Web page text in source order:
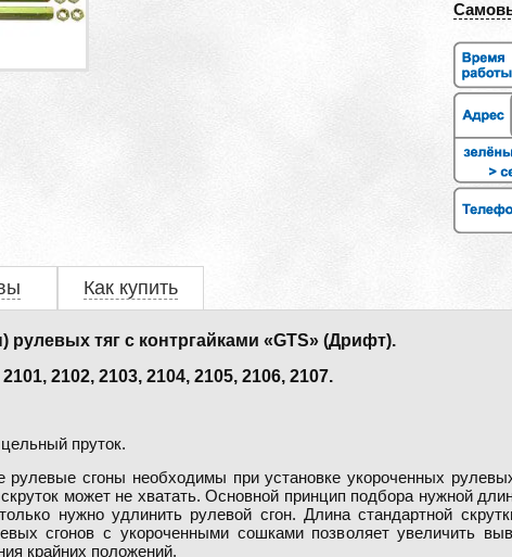
Как купить
рулевых тяг с контргайками «GTS» (Дрифт).
2102, 2103, 2104, 2105, 2106, 2107.
пруток.
рулевые сгоны необходимы при установке укороченных
может не хватать. Основной принцип подбора нужной
нужно удлинить рулевой сгон. Длина стандартной
сгонов с укороченными сошками позволяет увеличить
крайних положений.